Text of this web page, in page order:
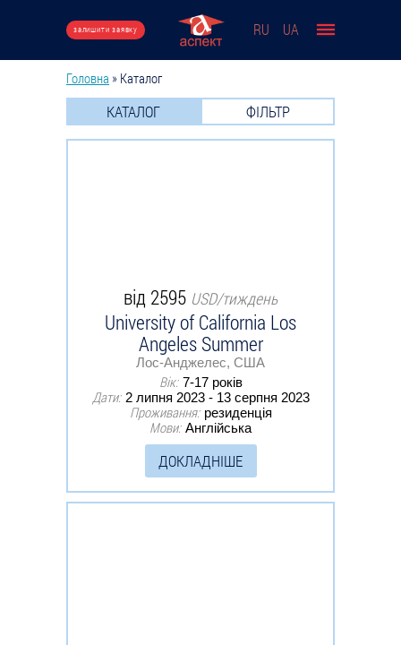
залишити заявку RU UA
Ви є тут
Головна » Каталог
КАТАЛОГ ФІЛЬТР
від 2595 USD/тиждень
University of California Los
Angeles Summer
Лос-Анджелес, США
Вік: 7-17 років
Дати: 2 липня 2023 - 13 серпня 2023
Проживання: резиденція
Мови: Англійська
ДОКЛАДНІШЕ